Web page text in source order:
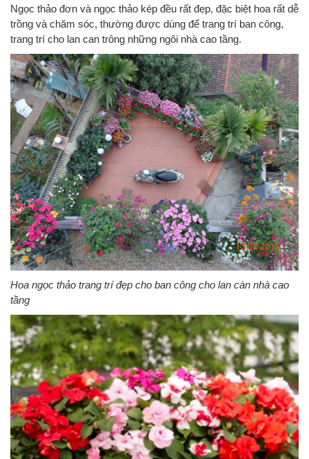
Ngọc thảo đơn và ngọc thảo kép đều rất đẹp, đặc biệt hoa rất dễ
trồng và chăm sóc, thường được dùng để trang trí ban công,
trang trí cho lan can trông những ngôi nhà cao tầng.
Hoa ngọc thảo trang trí đẹp cho ban công cho lan càn nhà cao
tầng